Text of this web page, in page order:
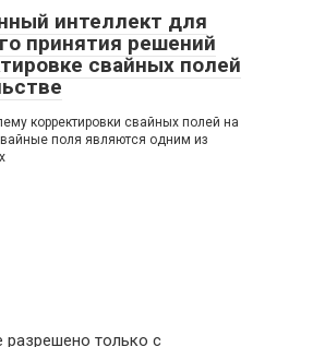
интеллект для
принятия решений
свайных полей
корректировки свайных полей на
поля являются одним из
только с